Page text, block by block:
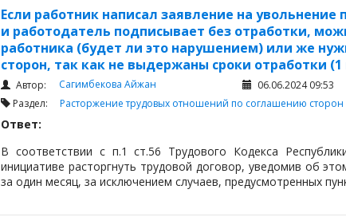
Если работник написал заявление на
и работодатель подписывает без отработки,
работника (будет ли это нарушением) или же
сторон, так как не выдержаны сроки отработки (1
Автор: Сагимбекова Айжан 06.06.2024 09:53
Раздел: Расторжение трудовых отношений по соглашению сторон
Ответ:
В соответствии с п.1 ст.56 Трудового Кодекса
инициативе расторгнуть трудовой договор, уведомив об
за один месяц, за исключением случаев, предусмотренных